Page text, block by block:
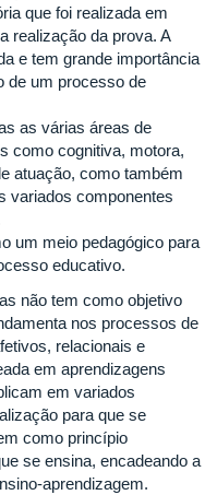
que foi realizada em
realização da prova. A
e tem grande importância
de um processo de
as várias áreas de
como cognitiva, motora,
atuação, como também
variados componentes
um meio pedagógico para
educativo.
não tem como objetivo
nos processos de
relacionais e
em aprendizagens
em variados
para que se
como princípio
se ensina, encadeando a
aprendizagem.